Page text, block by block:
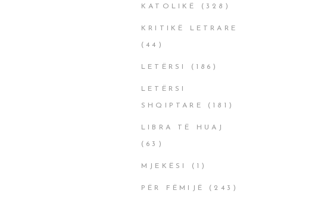
KATOLIKË (328)
KRITIKË LETRARE
(44)
LETËRSI (186)
LETËRSI
SHQIPTARE (181)
LIBRA TË HUAJ
(63)
MJEKËSI (1)
PËR FËMIJË (243)